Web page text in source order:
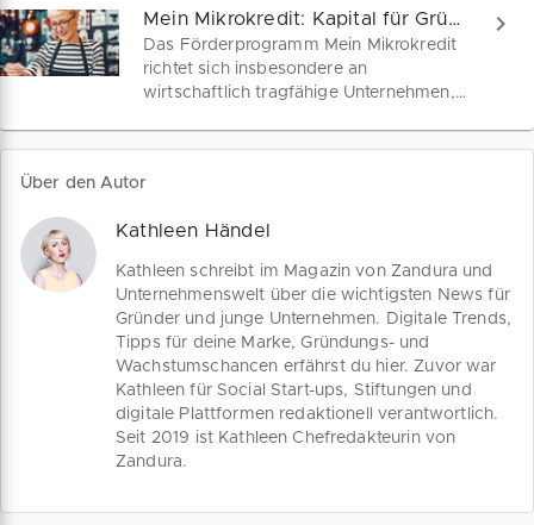
digitale Geschäftsmodelle, Investitionen
in Hard- und Software, IT-Sicherheit
oder die Qualifizierung deiner
Beschäftigten. Das sind die
Förderbedingungen von „Digital Jetzt“.
Mein Mikrokredit: Kapital für Gründer & Jungunternehmen
Das Förderprogramm Mein Mikrokredit
richtet sich insbesondere an
wirtschaftlich tragfähige Unternehmen,
Migrationshintergrund geführte
25.000 EUR Gründungs- und
Über den Autor
Kathleen Händel
Kathleen schreibt im Magazin von Zandura und
Unternehmenswelt über die wichtigsten News für
Gründer und junge Unternehmen. Digitale Trends,
Tipps für deine Marke, Gründungs- und
Wachstumschancen erfährst du hier. Zuvor war
Kathleen für Social Start-ups, Stiftungen und
digitale Plattformen redaktionell verantwortlich.
Seit 2019 ist Kathleen Chefredakteurin von
Zandura.